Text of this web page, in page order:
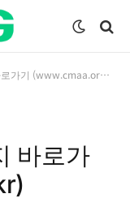
가기 (www.cmaa.or.kr)
바로가